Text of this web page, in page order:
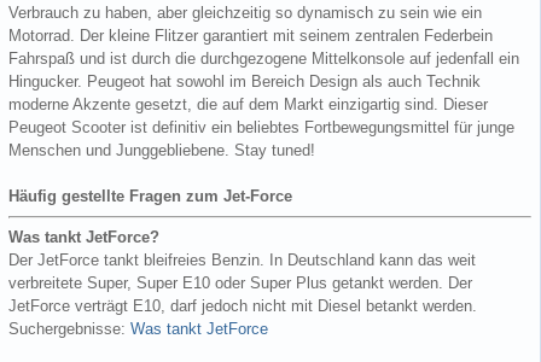
Verbrauch zu haben, aber gleichzeitig so dynamisch zu sein wie ein
Motorrad. Der kleine Flitzer garantiert mit seinem zentralen Federbein
Fahrspaß und ist durch die durchgezogene Mittelkonsole auf jedenfall ein
Hingucker. Peugeot hat sowohl im Bereich Design als auch Technik
moderne Akzente gesetzt, die auf dem Markt einzigartig sind. Dieser
Peugeot Scooter ist definitiv ein beliebtes Fortbewegungsmittel für junge
Menschen und Junggebliebene. Stay tuned!
Häufig gestellte Fragen zum Jet-Force
Was tankt JetForce?
Der JetForce tankt bleifreies Benzin. In Deutschland kann das weit
verbreitete Super, Super E10 oder Super Plus getankt werden. Der
JetForce verträgt E10, darf jedoch nicht mit Diesel betankt werden.
Suchergebnisse: Was tankt JetForce